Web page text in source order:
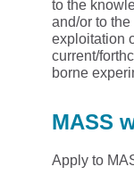
to the
and/or to
exploitation
current/
borne
MASS
Apply to